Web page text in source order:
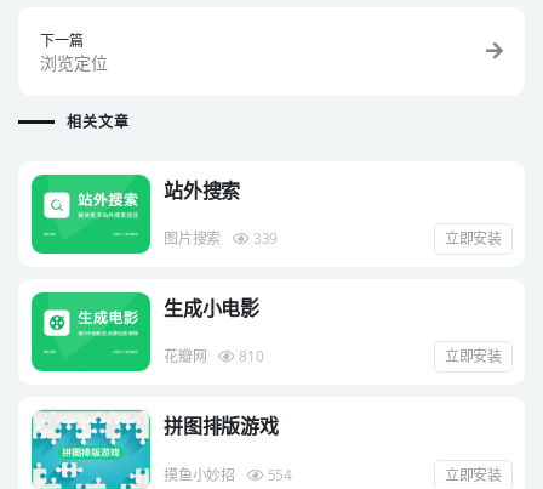
下一篇
浏览定位
相关文章
站外搜索
图片搜索 339 立即安装
生成小电影
花瓣网 810 立即安装
拼图排版游戏
摸鱼小妙招 554 立即安装